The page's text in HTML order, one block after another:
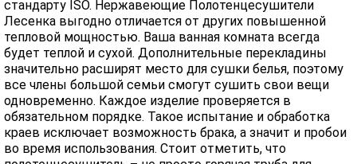
стандарту ISO. Нержавеющие Полотенцесушители
Лесенка выгодно отличается от других повышенной
тепловой мощностью. Ваша ванная комната всегда
будет теплой и сухой. Дополнительные перекладины
значительно расширят место для сушки белья, поэтому
все члены большой семьи смогут сушить свои вещи
одновременно. Каждое изделие проверяется в
обязательном порядке. Такое испытание и обработка
краев исключает возможность брака, а значит и пробои
во время использования. Стоит отметить, что